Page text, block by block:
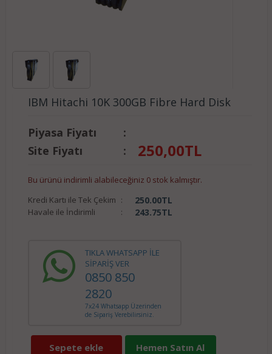
IBM Hitachi 10K 300GB Fibre Hard Disk
Piyasa Fiyatı
:
Site Fiyatı
: 250,00TL
Bu ürünü indirimli alabileceğiniz 0 stok kalmıştır.
Kredi Kartı ile Tek Çekim : 250.00TL
Havale ile İndirimli : 243.75TL
TIKLA WHATSAPP İLE
SİPARİŞ VER
0850 850
2820
7x24 Whatsapp Üzerinden
de Sipariş Verebilirsiniz.
Sepete ekle Hemen Satın Al